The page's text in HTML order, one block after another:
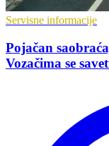
Servisne informacije
Pojačan
Vozačima se